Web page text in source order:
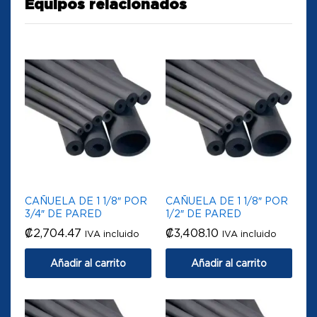
Equipos relacionados
CAÑUELA DE 1 1/8″ POR
3/4″ DE PARED
₡2,704.47 IVA incluido
Añadir al carrito
CAÑUELA DE 1 1/8″ POR
1/2″ DE PARED
₡3,408.10 IVA incluido
Añadir al carrito